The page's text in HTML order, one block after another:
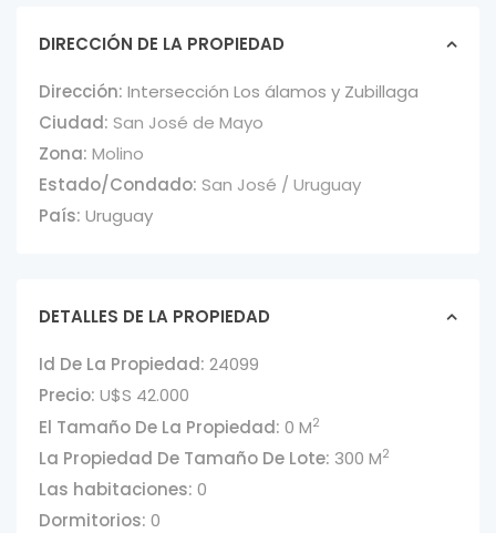
DIRECCIÓN DE LA PROPIEDAD
Dirección: Intersección Los álamos y Zubillaga
Ciudad: San José de Mayo
Zona: Molino
Estado/Condado: San José / Uruguay
País: Uruguay
DETALLES DE LA PROPIEDAD
Id De La Propiedad: 24099
Precio: U$S 42.000
El Tamaño De La Propiedad: 0 M2
La Propiedad De Tamaño De Lote: 300 M2
Las habitaciones: 0
Dormitorios: 0